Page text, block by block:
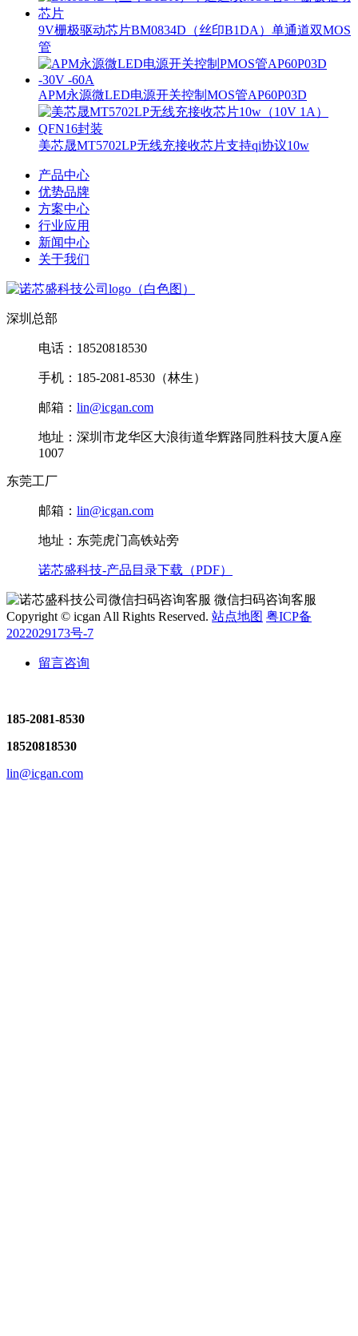
9V栅极驱动芯片BM0834D（丝印B1DA）单通道双MOS
管
APM永源微LED电源开关控制MOS管AP60P03D
美芯晟MT5702LP无线充接收芯片支持qi协议10w
产品中心
优势品牌
方案中心
行业应用
新闻中心
关于我们
深圳总部
电话：18520818530
手机：185-2081-8530（林生）
邮箱： lin@icgan.com
地址：深圳市龙华区大浪街道华辉路同胜科技大厦A座
1007
东莞工厂
邮箱： lin@icgan.com
地址：东莞虎门高铁站旁
诺芯盛科技-产品目录下载（PDF）
微信扫码咨询客服
Copyright © icgan All Rights Reserved. 站点地图 粤ICP备
2022029173号-7
留言咨询
185-2081-8530
18520818530
lin@icgan.com